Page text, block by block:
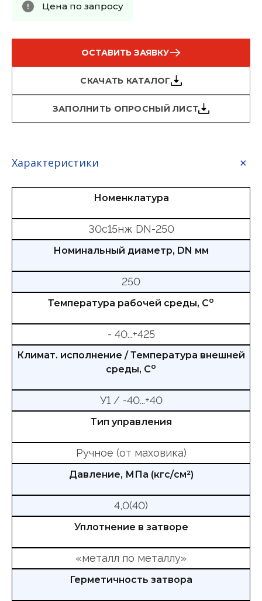
Цена по запросу
ОСТАВИТЬ ЗАЯВКУ
СКАЧАТЬ КАТАЛОГ
ЗАПОЛНИТЬ ОПРОСНЫЙ ЛИСТ
Характеристики
Номенклатура
30с15нж DN-250
Номинальный диаметр, DN мм
250
Температура рабочей среды, Со
- 40...+425
Климат. исполнение / Температура внешней
среды, Со
У1 / -40...+40
Тип управления
Ручное (от маховика)
Давление, МПа (кгс/см²)
4,0(40)
Уплотнение в затворе
«металл по металлу»
Герметичность затвора